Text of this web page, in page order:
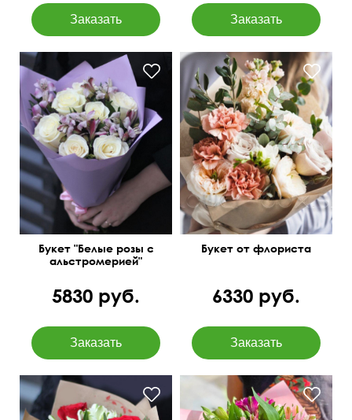
Очень чувственный
букетик
Букет "Белые розы с
альстромерией"
5830 руб.
Составим под ваш
бюджет
Букет от флориста
6330 руб.